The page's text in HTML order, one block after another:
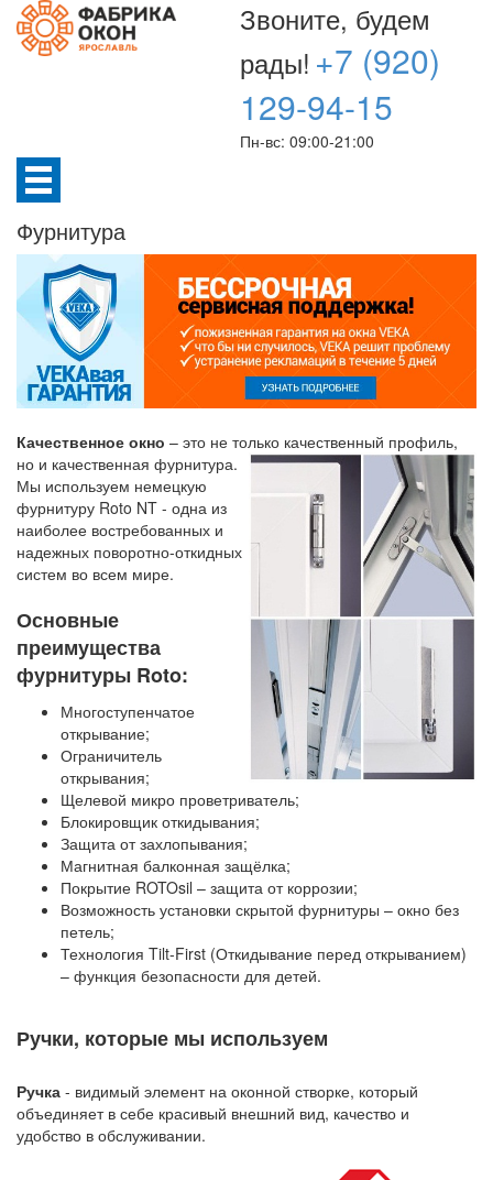
Звоните, будем
рады! +7 (920)
129-94-15
Пн-вс: 09:00-21:00
Фурнитура
Качественное окно – это не только качественный профиль,
но и качественная фурнитура.
Мы используем немецкую
фурнитуру Roto NT - одна из
наиболее востребованных и
надежных поворотно-откидных
систем во всем мире.
Основные
преимущества
фурнитуры Roto:
Многоступенчатое
открывание;
Ограничитель
открывания;
Щелевой микро проветриватель;
Блокировщик откидывания;
Защита от захлопывания;
Магнитная балконная защёлка;
Покрытие ROTOsil – защита от коррозии;
Возможность установки скрытой фурнитуры – окно без
петель;
Технология Tilt-First (Откидывание перед открыванием)
– функция безопасности для детей.
Ручки, которые мы используем
Ручка - видимый элемент на оконной створке, который
объединяет в себе красивый внешний вид, качество и
удобство в обслуживании.